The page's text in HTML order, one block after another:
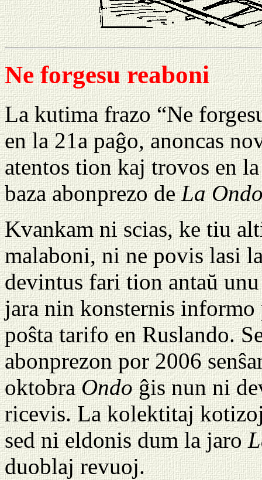
Ne forgesu reaboni
La kutima frazo “Ne
en la 21a paĝo, anoncas
atentos tion kaj trovos en
baza abonprezo deLa
Kvankam ni scias, ke tiu
malaboni, ni ne povis lasi
devintus fari tion antaŭ
jara nin konsternis
poŝta tarifo en Ruslando.
abonprezon por 2006
oktobraOndoĝis nun ni
ricevis. La kolektitaj
sed ni eldonis dum la jaro
duoblaj revuoj.